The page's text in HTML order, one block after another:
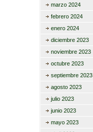
marzo 2024
febrero 2024
enero 2024
diciembre 2023
noviembre 2023
octubre 2023
septiembre 2023
agosto 2023
julio 2023
junio 2023
mayo 2023